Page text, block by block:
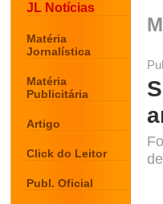
JL Notícias
Matéria
Jornalística
Matéria
Publicitária
Artigo
Click do Leitor
Publ. Oficial